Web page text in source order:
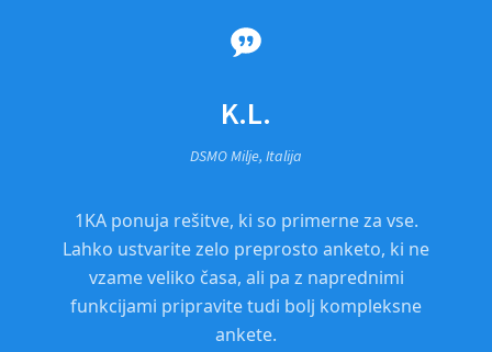
K.L.
DSMO Milje, Italija
1KA ponuja rešitve, ki so primerne za vse.
Lahko ustvarite zelo preprosto anketo, ki ne
vzame veliko časa, ali pa z naprednimi
funkcijami pripravite tudi bolj kompleksne
ankete.